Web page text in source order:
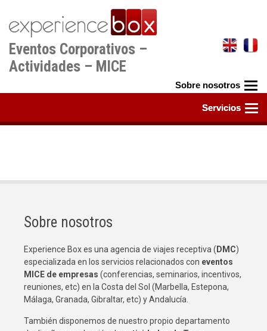
contenido
principal
Eventos Corporativos –
Actividades – MICE
Sobre nosotros
Experience Box es una agencia de viajes receptiva ( DMC)
especializada en los servicios relacionados con eventos
MICE de empresas (conferencias, seminarios, incentivos,
reuniones, etc) en la Costa del Sol (Marbella, Estepona,
Málaga, Granada, Gibraltar, etc) y Andalucía.
También disponemos de nuestro propio departamento